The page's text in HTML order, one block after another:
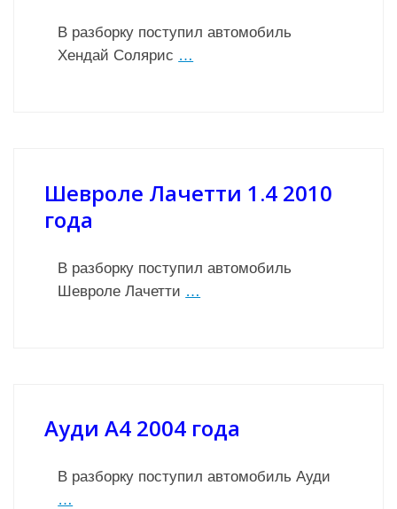
В разборку поступил автомобиль
Хендай Солярис …
Шевроле Лачетти 1.4 2010
года
В разборку поступил автомобиль
Шевроле Лачетти …
Ауди А4 2004 года
В разборку поступил автомобиль Ауди
…